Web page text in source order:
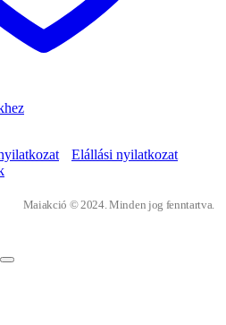
Elállási nyilatkozat
Maiakció © 2024. Minden jog fenntartva.